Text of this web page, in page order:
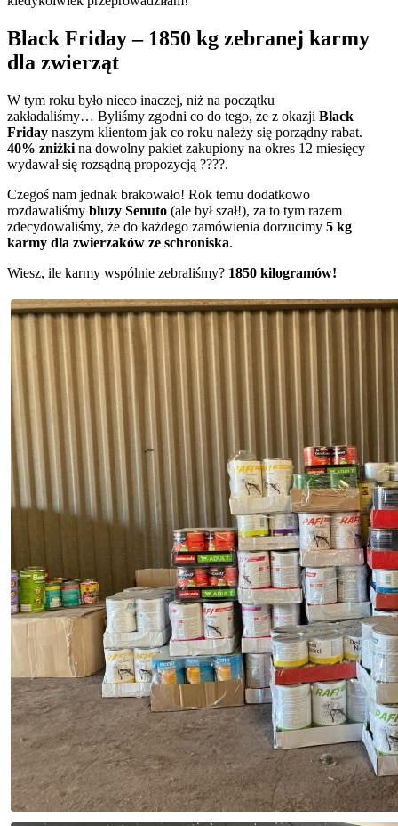
Black Friday – 1850 kg zebranej karmy
dla zwierząt
W tym roku było nieco inaczej, niż na początku
zakładaliśmy… Byliśmy zgodni co do tego, że z okazji Black
Friday naszym klientom jak co roku należy się porządny rabat.
40% zniżki na dowolny pakiet zakupiony na okres 12 miesięcy
wydawał się rozsądną propozycją ????.
Czegoś nam jednak brakowało! Rok temu dodatkowo
rozdawaliśmy bluzy Senuto (ale był szał!), za to tym razem
zdecydowaliśmy, że do każdego zamówienia dorzucimy 5 kg
karmy dla zwierzaków ze schroniska.
Wiesz, ile karmy wspólnie zebraliśmy? 1850 kilogramów!